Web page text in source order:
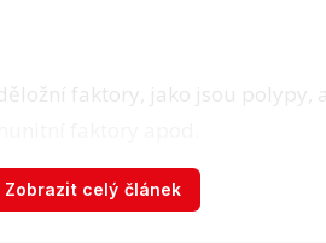
faktory, jako jsou polypy,
Zobrazit celý článek